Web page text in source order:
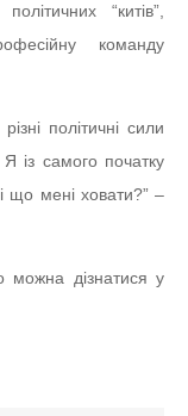
“китів”,
команду
політичні сили
із самого початку
що мені ховати?” –
можна дізнатися у